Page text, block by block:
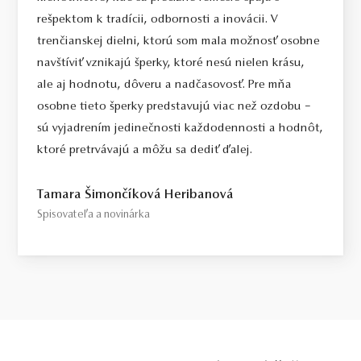
Select / náš tip
kvalitu za férovú cenu. Jedná sa o diamant bez akýchkoľvek
viditeľných kompromisov, starostlivo vybraný priamo na diamantovej
burze v Antverpách. Čistota SI1, farba H, výbrus Excellent,
fluorescencia Medium.
Top / vysoká kvalita
tých, ktorí chcú to najlepšie, bez kompromisov.
Certifikácia diamantov
rešpektom k tradícii, odbornosti a inovácii. V
trenčianskej dielni, ktorú som mala možnosť osobne
navštíviť vznikajú šperky, ktoré nesú nielen krásu,
ale aj hodnotu, dôveru a nadčasovosť. Pre mňa
osobne tieto šperky predstavujú viac než ozdobu –
sú vyjadrením jedinečnosti každodennosti a hodnôt,
ktoré pretrvávajú a môžu sa dediť ďalej.
Tamara Šimončíková Heribanová
Spisovateľa a novinárka